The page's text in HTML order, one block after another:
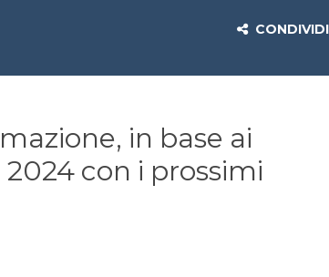
CONDIVIDI
in base ai
con i prossimi